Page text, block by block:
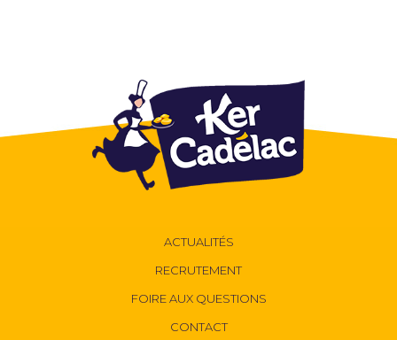
ACTUALITÉS
RECRUTEMENT
FOIRE AUX QUESTIONS
CONTACT